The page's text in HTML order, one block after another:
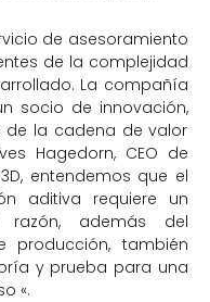
de asesoramiento
de la complejidad
La compañía
socio de innovación,
la cadena de valor
Hagedorn, CEO de
entendemos que el
aditiva requiere un
razón, además del
producción, también
y prueba para una
«.